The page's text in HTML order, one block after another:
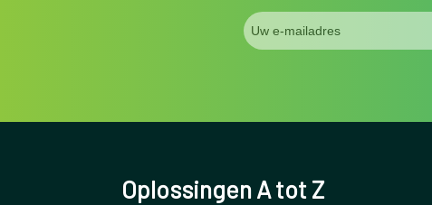
Oplossingen A tot Z